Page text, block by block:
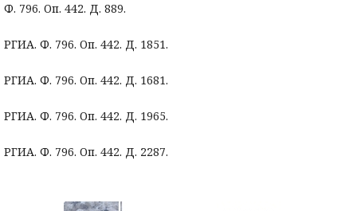
Ф. 796. Оп. 442. Д. 889.
РГИА. Ф. 796. Оп. 442. Д. 1851.
РГИА. Ф. 796. Оп. 442. Д. 1681.
РГИА. Ф. 796. Оп. 442. Д. 1965.
РГИА. Ф. 796. Оп. 442. Д. 2287.